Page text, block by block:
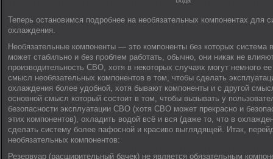
Теперь остановимся подробнее на необязательных компонентах для
охлаждения.
Необязательные компоненты — это компоненты без которых система
может стабильно и без проблем работать, обычно, они никак не
производительность СВО, хотя в некоторых случаях могут немного
смысл необязательных компонентов в том, чтобы сделать
охлаждения более удобной, хотя бывают компоненты и с другой
основной смысл который состоит в том, чтобы вызывать у
безопасности эксплуатации СВО (хотя СВО может прекрасно и
этих компонентов), охладить водой всё и вся (даже то, что в
сделать систему более пафосной и красиво выглядящей. Итак,
необязательных компонентов:
Резервуар (расширительный бачек) не является обязательным